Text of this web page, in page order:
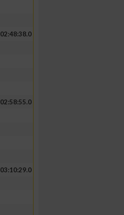
02:48:38.0
02:58:55.0
03:10:29.0